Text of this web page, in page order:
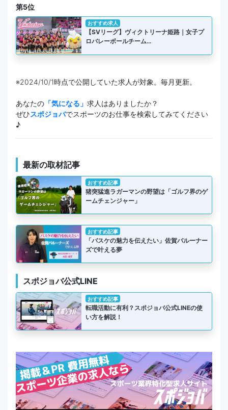
第5位
おすすめ求人
【SVリーグ】ヴィクトリーナ姫路｜女子プ
ロバレーボールチーム…
※2024/10/1時点で公開していた求人が対象。毎月更新。
あなたの 「気になる」 求人はありましたか？
ぜひスポジョバでスポーツのお仕事を検索してみてください
♪
最新の取材記事
おすすめ記事
猪突猛進ラガーマンの野望は「ゴルフ界のゲ
ームチェンジャー」
おすすめ記事
「バスケの魅力を伝えたい」佐賀バルーナー
ズで叶える夢
スポジョバ公式LINE
おすすめ記事
転職活動に有利？スポジョバ公式LINEの使
い方を解説！